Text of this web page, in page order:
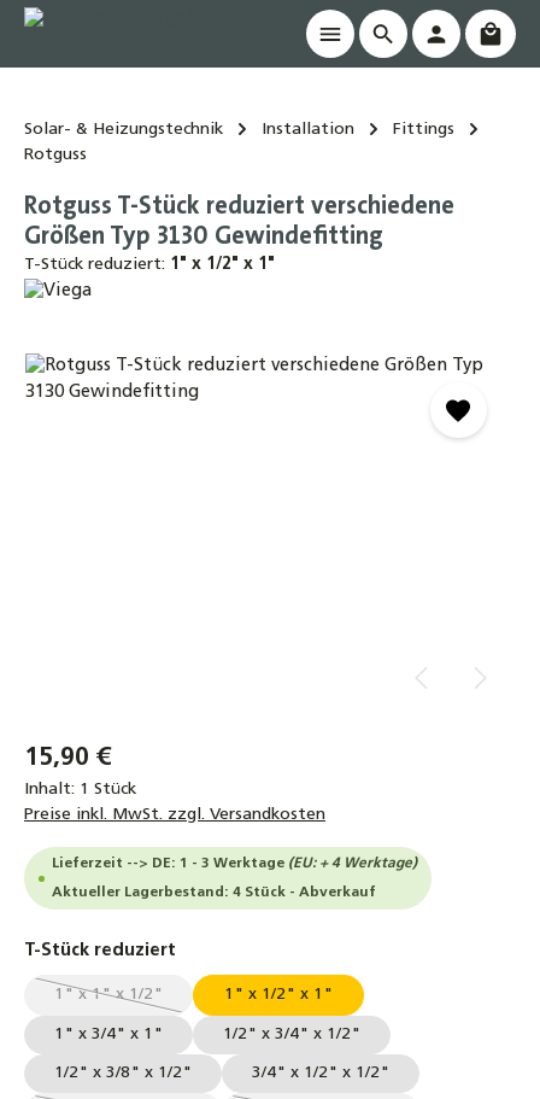
springen
Solar- & Heizungstechnik Installation
Fittings
Rotguss
Rotguss T-Stück reduziert verschiedene
Größen Typ 3130 Gewindefitting
T-Stück reduziert: 1" x 1/2" x 1"
Bildergalerie überspringen
15,90 €
Inhalt: 1 Stück
Preise inkl. MwSt. zzgl. Versandkosten
Lieferzeit --> DE: 1 - 3 Werktage (EU: + 4 Werktage)
Aktueller Lagerbestand: 4 Stück - Abverkauf
T-Stück reduziert
1" x 1" x 1/2"
(Diese Option ist zurzeit nicht verfügbar.)
1" x 1/2" x 1"
1" x 3/4" x 1" 1/2" x 3/4" x 1/2"
1/2" x 3/8" x 1/2" 3/4" x 1/2" x 1/2"